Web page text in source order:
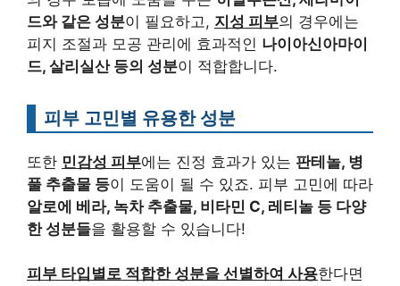
드와 같은 성분이 필요하고, 지성 피부의 경우에는
피지 조절과 모공 관리에 효과적인 나이아신아마이
드, 살리실산 등의 성분이 적합합니다.
피부 고민별 유용한 성분
또한 민감성 피부에는 진정 효과가 있는 판테놀, 병
풀 추출물 등이 도움이 될 수 있죠. 피부 고민에 따라
알로에 베라, 녹차 추출물, 비타민 C, 레티놀 등 다양
한 성분들을 활용할 수 있습니다!
피부 타입별로 적합한 성분을 선별하여 사용한다면